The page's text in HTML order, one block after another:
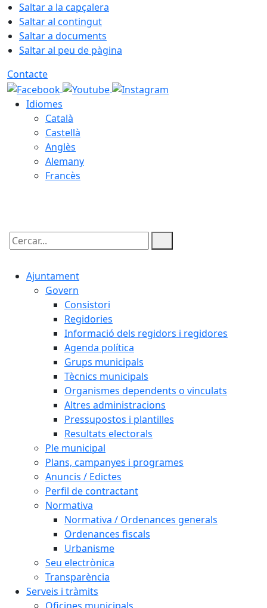
Saltar a la capçalera
Saltar al contingut
Saltar a documents
Saltar al peu de pàgina
Contacte
Idiomes
Català
Castellà
Anglès
Alemany
Francès
Cercar:
Ajuntament
Govern
Consistori
Regidories
Informació dels regidors i regidores
Agenda política
Grups municipals
Tècnics municipals
Organismes dependents o vinculats
Altres administracions
Pressupostos i plantilles
Resultats electorals
Ple municipal
Plans, campanyes i programes
Anuncis / Edictes
Perfil de contractant
Normativa
Normativa / Ordenances generals
Ordenances fiscals
Urbanisme
Seu electrònica
Transparència
Serveis i tràmits